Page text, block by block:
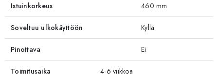
Istuinkorkeus 460 mm
Soveltuu ulkokäyttöön Kyllä
Pinottava Ei
Toimitusaika 4-6 viikkoa